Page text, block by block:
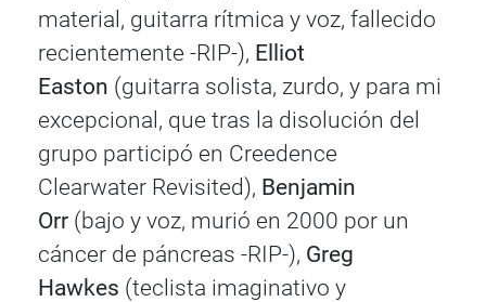
material, guitarra rítmica y voz, fallecido
recientemente -RIP-), Elliot
Easton (guitarra solista, zurdo, y para mi
excepcional, que tras la disolución del
grupo participó en Creedence
Clearwater Revisited), Benjamin
Orr (bajo y voz, murió en 2000 por un
cáncer de páncreas -RIP-), Greg
Hawkes (teclista imaginativo y